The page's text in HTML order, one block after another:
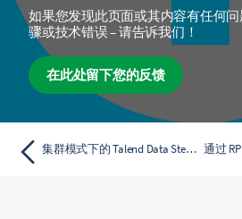
如果您发现此页面或其内容有任何
骤或技术错误 – 请告诉我们！
在此处留下您的反馈
集群模式下的 Talend Data Stewardship 架构